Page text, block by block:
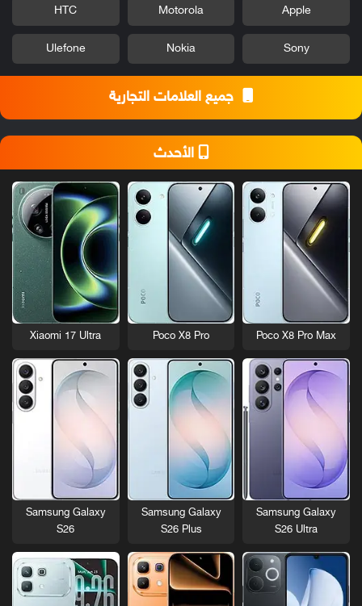
Apple
Motorola
HTC
Sony
Nokia
Ulefone
جميع العلامات التجارية
الأحدث
Poco X8 Pro Max
Poco X8 Pro
Xiaomi 17 Ultra
Samsung Galaxy
S26 Ultra
Samsung Galaxy
S26 Plus
Samsung Galaxy
S26